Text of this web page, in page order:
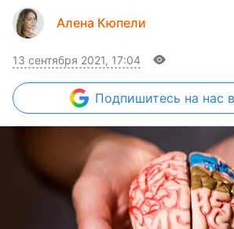
Алена Кюпели
13 сентября 2021, 17:04
Подпишитесь на нас